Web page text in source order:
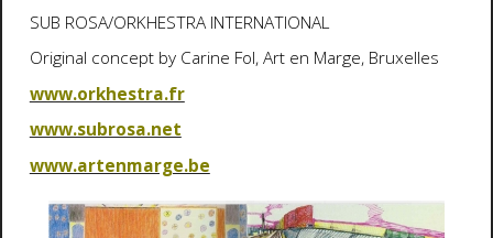
SUB ROSA/ORKHESTRA INTERNATIONAL
Original concept by Carine Fol, Art en Marge, Bruxelles
www.orkhestra.fr
www.subrosa.net
www.artenmarge.be